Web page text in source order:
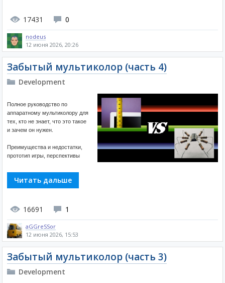
17431 0
nodeus
12 июня 2026, 20:26
Забытый мультиколор (часть 4)
Development
Полное руководство по
аппаратному мультиколору для
тех, кто не знает, что это такое
и зачем он нужен.
Преимущества и недостатки,
прототип игры, перспективы
Читать дальше
16691 1
aGGreSSor
12 июня 2026, 15:53
Забытый мультиколор (часть 3)
Development